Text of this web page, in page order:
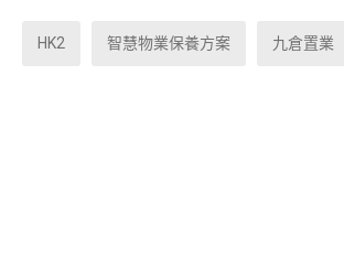
HK2 智慧物業保養方案 九倉置業